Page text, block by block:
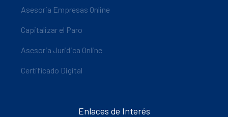
Asesoria Empresas Online
Capitalizar el Paro
Asesoria Juridica Online
Certificado Digital
Enlaces de Interés